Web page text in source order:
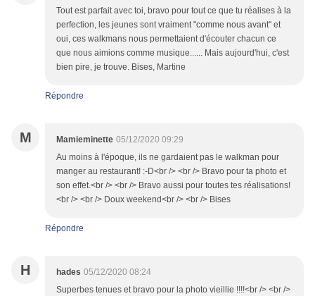
Tout est parfait avec toi, bravo pour tout ce que tu réalises à la
perfection, les jeunes sont vraiment "comme nous avant" et
oui, ces walkmans nous permettaient d'écouter chacun ce
que nous aimions comme musique...... Mais aujourd'hui, c'est
bien pire, je trouve. Bises, Martine
Répondre
M Mamieminette 05/12/2020 09:29
Au moins à l'époque, ils ne gardaient pas le walkman pour
manger au restaurant! :-D<br /> <br /> Bravo pour ta photo et
son effet.<br /> <br /> Bravo aussi pour toutes tes réalisations!
<br /> <br /> Doux weekend<br /> <br /> Bises
Répondre
H hades 05/12/2020 08:24
Superbes tenues et bravo pour la photo vieillie !!!!<br /> <br />